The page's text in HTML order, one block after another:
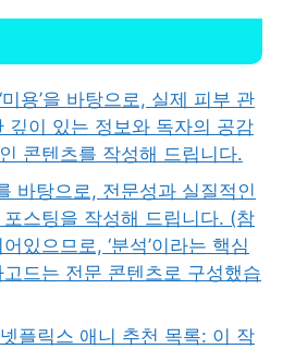
용’을 바탕으로, 실제 피부 관
깊이 있는 정보와 독자의 공감
콘텐츠를 작성해 드립니다.
바탕으로, 전문성과 실질적인
스팅을 작성해 드립니다. (참
있으므로, ‘분석’이라는 핵심
드는 전문 콘텐츠로 구성했습
플릭스 애니 추천 목록: 이 작